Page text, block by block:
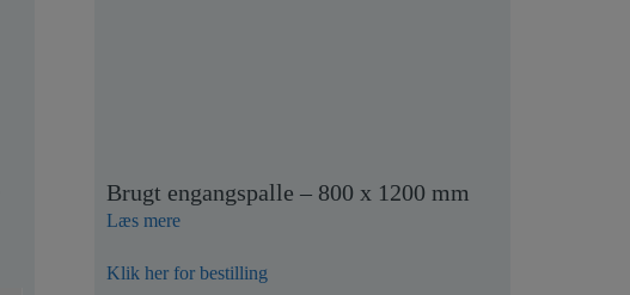
Brugt engangspalle – 800 x 1200 mm
Læs mere
Klik her for bestilling